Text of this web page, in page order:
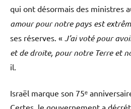
qui ont désormais des ministres
amour pour notre pays est
ses réserves. « J’ai voté pour
et de droite, pour notre Terre et
il.
Israël marque son 75ᵉ
Certes, le gouvernement a